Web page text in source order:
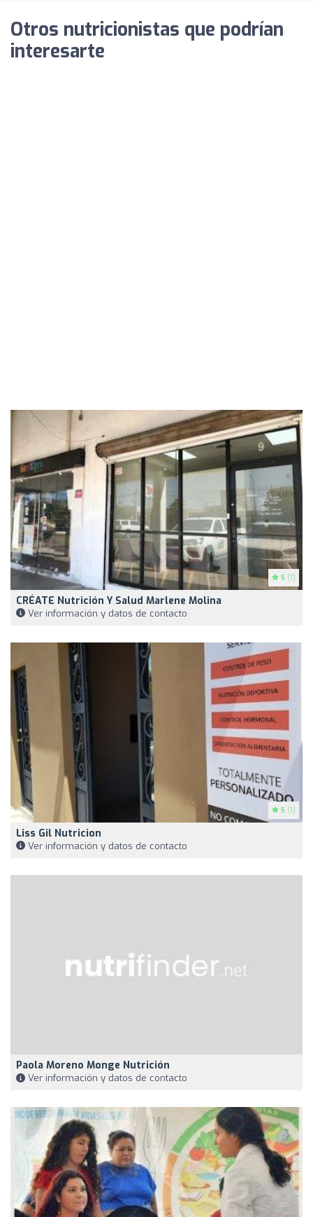
Otros nutricionistas que podrían
interesarte
5 (1)
CRÉATE Nutrición Y Salud Marlene Molina
Ver información y datos de contacto
5 (1)
Liss Gil Nutricion
Ver información y datos de contacto
Paola Moreno Monge Nutrición
Ver información y datos de contacto